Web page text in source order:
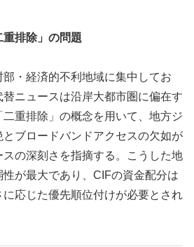
排除」の問題
・経済的不利地域に集中してお
替ニュースは沿岸大都市圏に偏在す
重排除」の概念を用いて、地方ジ
ブロードバンドアクセスの欠如が
の深刻さを指摘する。こうした地
が最大であり、CIFの資金配分は
応じた優先順位付けが必要とされ